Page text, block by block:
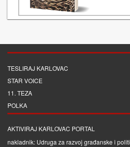
TESLIRAJ KARLOVAC
STAR VOICE
11. TEZA
POLKA
AKTIVIRAJ KARLOVAC PORTAL
nakladnik: Udruga za razvoj građanske i